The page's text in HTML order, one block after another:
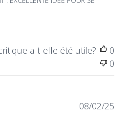
a-t-elle été utile?
0
0
08/02/25